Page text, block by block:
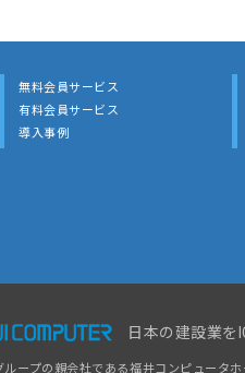
無料会員サービス
有料会員サービス
導入事例
日本の建設業を
ープの親会社である福井コンピュータ